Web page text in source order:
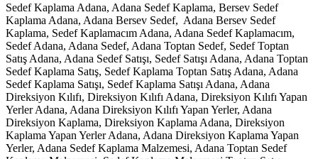
Sedef Kaplama Adana, Adana Sedef Kaplama, Bersev Sedef
Kaplama Adana, Adana Bersev Sedef, Adana Bersev Sedef
Kaplama, Sedef Kaplamacım Adana, Adana Sedef Kaplamacım,
Sedef Adana, Adana Sedef, Adana Toptan Sedef, Sedef Toptan
Satış Adana, Adana Sedef Satışı, Sedef Satışı Adana, Adana Toptan
Sedef Kaplama Satış, Sedef Kaplama Toptan Satış Adana, Adana
Sedef Kaplama Satışı, Sedef Kaplama Satışı Adana, Adana
Direksiyon Kılıfı, Direksiyon Kılıfı Adana, Direksiyon Kılıfı Yapan
Yerler Adana, Adana Direksiyon Kılıfı Yapan Yerler, Adana
Direksiyon Kaplama, Direksiyon Kaplama Adana, Direksiyon
Kaplama Yapan Yerler Adana, Adana Direksiyon Kaplama Yapan
Yerler, Adana Sedef Kaplama Malzemesi, Adana Toptan Sedef